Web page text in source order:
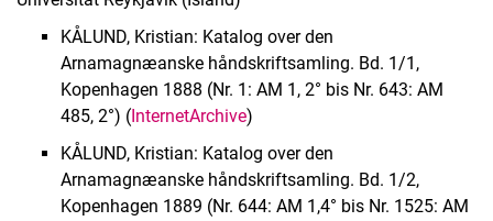
Historische Musikalien
Alte Drucke
Historische Bibliotheken
Nachlässe
Digitalisate
Formulare
Buchpatenschaften
KÅLUND, Kristian: Katalog over den
Arnamagnæanske håndskriftsamling. Bd. 1/1,
Kopenhagen 1888 (Nr. 1: AM 1, 2° bis Nr. 643: AM
485, 2°) (InternetArchive)
KÅLUND, Kristian: Katalog over den
Arnamagnæanske håndskriftsamling. Bd. 1/2,
Kopenhagen 1889 (Nr. 644: AM 1,4° bis Nr. 1525: AM